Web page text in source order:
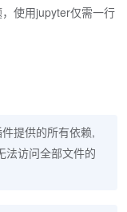
使用jupyter仅需一行
提供的所有依赖,
法访问全部文件的